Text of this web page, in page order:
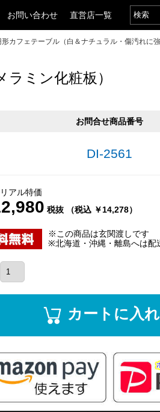
お問い合わせ 直営店一覧
カフェテーブル（白＆ナチュラル・傷汚れに強
ミン化粧板）
お問合せ商品番号
DI-2561
アル特価
税抜 （税込 ￥14,278）
※この商品は玄関渡しです
※北海道・沖縄・離島へは配
カートに入